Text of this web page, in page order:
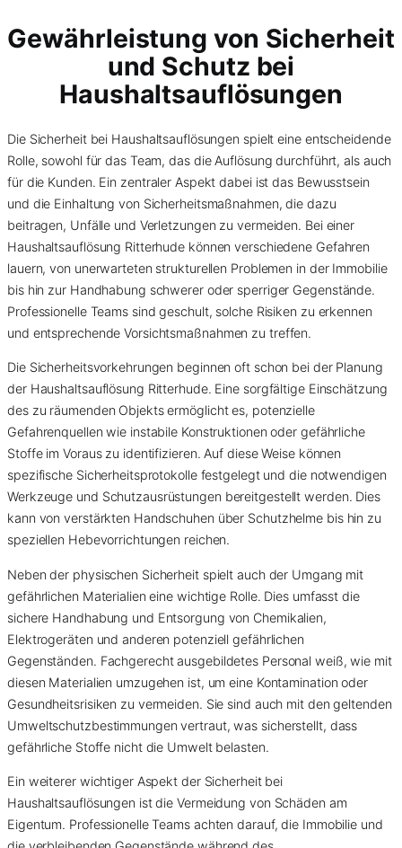
Gewährleistung von Sicherheit
und Schutz bei
Haushaltsauflösungen
Die Sicherheit bei Haushaltsauflösungen spielt eine entscheidende
Rolle, sowohl für das Team, das die Auflösung durchführt, als auch
für die Kunden. Ein zentraler Aspekt dabei ist das Bewusstsein
und die Einhaltung von Sicherheitsmaßnahmen, die dazu
beitragen, Unfälle und Verletzungen zu vermeiden. Bei einer
Haushaltsauflösung Ritterhude können verschiedene Gefahren
lauern, von unerwarteten strukturellen Problemen in der Immobilie
bis hin zur Handhabung schwerer oder sperriger Gegenstände.
Professionelle Teams sind geschult, solche Risiken zu erkennen
und entsprechende Vorsichtsmaßnahmen zu treffen.
Die Sicherheitsvorkehrungen beginnen oft schon bei der Planung
der Haushaltsauflösung Ritterhude. Eine sorgfältige Einschätzung
des zu räumenden Objekts ermöglicht es, potenzielle
Gefahrenquellen wie instabile Konstruktionen oder gefährliche
Stoffe im Voraus zu identifizieren. Auf diese Weise können
spezifische Sicherheitsprotokolle festgelegt und die notwendigen
Werkzeuge und Schutzausrüstungen bereitgestellt werden. Dies
kann von verstärkten Handschuhen über Schutzhelme bis hin zu
speziellen Hebevorrichtungen reichen.
Neben der physischen Sicherheit spielt auch der Umgang mit
gefährlichen Materialien eine wichtige Rolle. Dies umfasst die
sichere Handhabung und Entsorgung von Chemikalien,
Elektrogeräten und anderen potenziell gefährlichen
Gegenständen. Fachgerecht ausgebildetes Personal weiß, wie mit
diesen Materialien umzugehen ist, um eine Kontamination oder
Gesundheitsrisiken zu vermeiden. Sie sind auch mit den geltenden
Umweltschutzbestimmungen vertraut, was sicherstellt, dass
gefährliche Stoffe nicht die Umwelt belasten.
Ein weiterer wichtiger Aspekt der Sicherheit bei
Haushaltsauflösungen ist die Vermeidung von Schäden am
Eigentum. Professionelle Teams achten darauf, die Immobilie und